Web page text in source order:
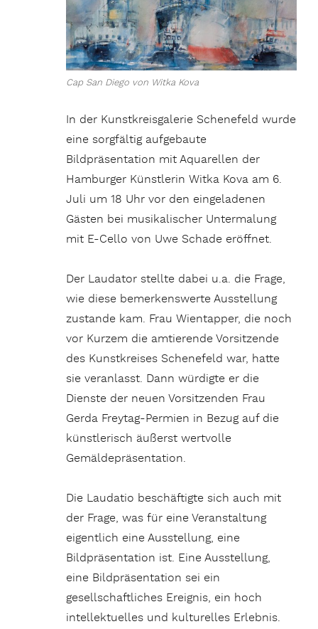
Cap San Diego von Witka Kova
In der Kunstkreisgalerie Schenefeld wurde
eine sorgfältig aufgebaute
Bildpräsentation mit Aquarellen der
Hamburger Künstlerin Witka Kova am 6.
Juli um 18 Uhr vor den eingeladenen
Gästen bei musikalischer Untermalung
mit E-Cello von Uwe Schade eröffnet.
Der Laudator stellte dabei u.a. die Frage,
wie diese bemerkenswerte Ausstellung
zustande kam. Frau Wientapper, die noch
vor Kurzem die amtierende Vorsitzende
des Kunstkreises Schenefeld war, hatte
sie veranlasst. Dann würdigte er die
Dienste der neuen Vorsitzenden Frau
Gerda Freytag-Permien in Bezug auf die
künstlerisch äußerst wertvolle
Gemäldepräsentation.
Die Laudatio beschäftigte sich auch mit
der Frage, was für eine Veranstaltung
eigentlich eine Ausstellung, eine
Bildpräsentation ist. Eine Ausstellung,
eine Bildpräsentation sei ein
gesellschaftliches Ereignis, ein hoch
intellektuelles und kulturelles Erlebnis.